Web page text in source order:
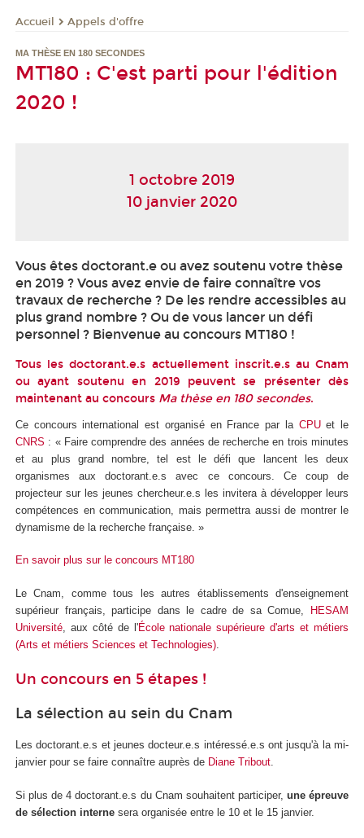
Accueil Appels d'offre
MA THÈSE EN 180 SECONDES
MT180 : C'est parti pour l'édition
2020 !
1 octobre 2019
10 janvier 2020
Vous êtes doctorant.e ou avez soutenu votre thèse
en 2019 ? Vous avez envie de faire connaître vos
travaux de recherche ? De les rendre accessibles au
plus grand nombre ? Ou de vous lancer un défi
personnel ? Bienvenue au concours MT180 !
Tous les doctorant.e.s actuellement inscrit.e.s au Cnam
ou ayant soutenu en 2019 peuvent se présenter dès
maintenant au concours Ma thèse en 180 secondes.
Ce concours international est organisé en France par la CPUet le
CNRS : « Faire comprendre des années de recherche en trois minutes
et au plus grand nombre, tel est le défi que lancent les deux
organismes aux doctorant.e.s avec ce concours. Ce coup de
projecteur sur les jeunes chercheur.e.s les invitera à développer leurs
compétences en communication, mais permettra aussi de montrer le
dynamisme de la recherche française. »
En savoir plus sur le concours MT180
Le Cnam, comme tous les autres établissements d'enseignement
supérieur français, participe dans le cadre de sa Comue, HESAM
Université , aux côté de l'École nationale supérieure d'arts et métiers
(Arts et métiers Sciences et Technologies)
Un concours en 5 étapes !
La sélection au sein du Cnam
Les doctorant.e.s et jeunes docteur.e.s intéressé.e.s ont jusqu'à la mi-
janvier pour se faire connaître auprès de Diane Tribout.
Si plus de 4 doctorant.e.s du Cnam souhaitent participer, une épreuve
de sélection interne sera organisée entre le 10 et le 15 janvier.